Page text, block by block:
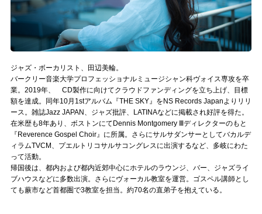
LINK
muevoクラウドファンディング
muevoコミュニティ
ぶいクラ！by muevo
ぶいコミュ！by muevo
ぶいマガ！ by muevo
Follow us
Official SNS
ジャズ・ボーカリスト、田辺美輪。
バークリー音楽大学プロフェッショナルミュージシャン科ヴォイス専攻を卒
業。2019年、 CD製作に向けてクラウドファンディングを立ち上げ、目標
額を達成。同年10月1stアルバム『THE SKY』をNS Records Japanよりリリ
ース。雑誌Jazz JAPAN、ジャズ批評、LATINAなどに掲載され好評を得た。
在米歴も8年あり、ボストンにてDennis Montgomery Ⅲディレクターのもと
『Reverence Gospel Choir』に所属。さらにサルサダンサーとしてバカルデ
ィラムTVCM、プエルトリコサルサコングレスに出演するなど、多岐にわた
って活動。
帰国後は、都内および都内近郊中心にホテルのラウンジ、バー、ジャズライ
ブハウスなどに多数出演。さらにヴォーカル教室を運営。ゴスペル講師とし
ても蕨市など首都圏で3教室を担当。約70名の直弟子を抱えている。